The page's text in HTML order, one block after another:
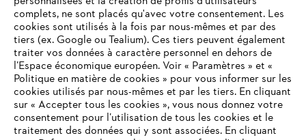
STIHL FAQ
Contact
VOTRE NAVIGATEUR INTERNET
complets, ne sont placés qu'avec votre consentement. Les
cookies sont utilisés à la fois par nous-mêmes et par des
tiers (ex. Google ou Tealium). Ces tiers peuvent également
traiter vos données à caractère personnel en dehors de
l’Espace économique européen. Voir « Paramètres » et «
Politique en matière de cookies » pour vous informer sur les
cookies utilisés par nous-mêmes et par les tiers. En cliquant
sur « Accepter tous les cookies », vous nous donnez votre
consentement pour l’utilisation de tous les cookies et le
traitement des données qui y sont associées. En cliquant